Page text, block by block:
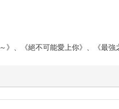
》、《絕不可能愛上你》、《最